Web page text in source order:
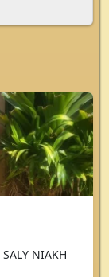
NIAKH